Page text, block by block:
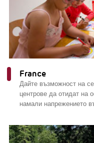
France
Дайте възможност на
центрове да отидат на
намали напрежението